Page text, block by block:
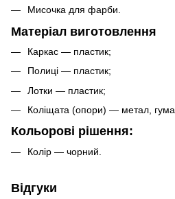
Мисочка для фарби.
Матеріал виготовлення
Каркас — пластик;
Полиці — пластик;
Лотки — пластик;
Коліщата (опори) — метал, гума.
Кольорові рішення:
Колір — чорний.
Відгуки